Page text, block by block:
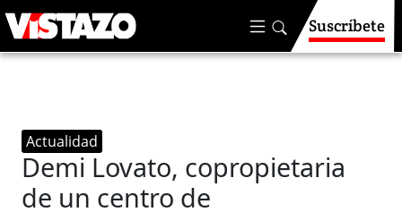
Suscríbete
Actualidad
Demi Lovato, copropietaria
de un centro de